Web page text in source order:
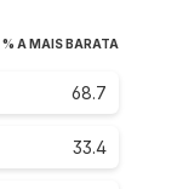
% A MAIS BARATA
68.7
33.4